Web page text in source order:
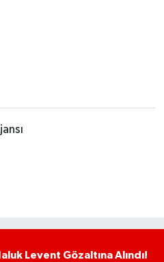
Levent Gözaltına Alındı!